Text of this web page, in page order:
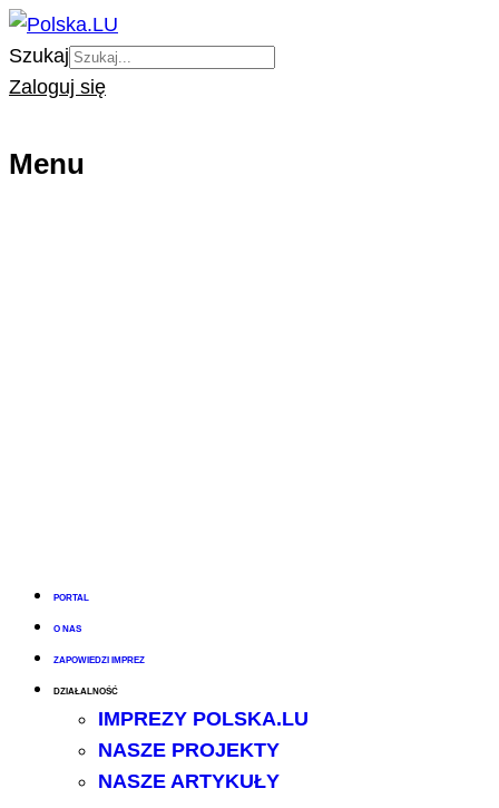
Szukaj
Zaloguj się
Menu
PORTAL
O NAS
ZAPOWIEDZI IMPREZ
DZIAŁALNOŚĆ
IMPREZY POLSKA.LU
NASZE PROJEKTY
NASZE ARTYKUŁY